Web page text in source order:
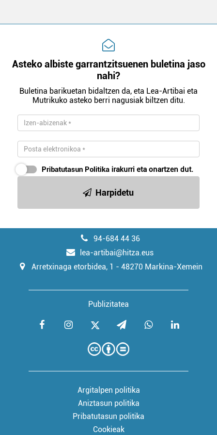
Asteko albiste garrantzitsuenen buletina jaso
nahi?
Buletina barikuetan bidaltzen da, eta Lea-Artibai eta
Mutrikuko asteko berri nagusiak biltzen ditu.
Pribatutasun Politika irakurri eta onartzen dut.
Harpidetu
94-684 44 36
lea-artibai@hitza.eus
Arretxinaga etorbidea, 1 - 48270 Markina-Xemein
Publizitatea
Argitalpen politika
Aniztasun politika
Pribatutasun politika
Cookieak